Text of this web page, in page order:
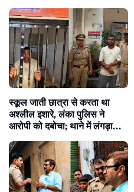
स्कूल जाती छात्रा से करता था
अश्लील इशारे, लंका पुलिस ने
आरोपी को दबोचा; थाने में लंगड़ाता